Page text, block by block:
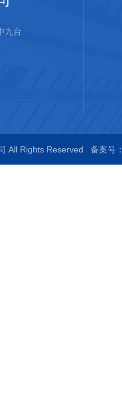
九台
All Rights Reserved 备案号